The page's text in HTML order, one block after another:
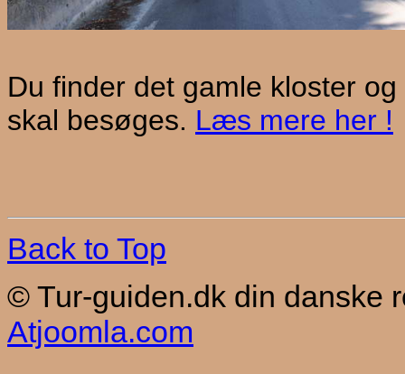
Du finder det gamle kloster
skal besøges. Læs mere her !
Back to Top
© Tur-guiden.dk din danske
Atjoomla.com